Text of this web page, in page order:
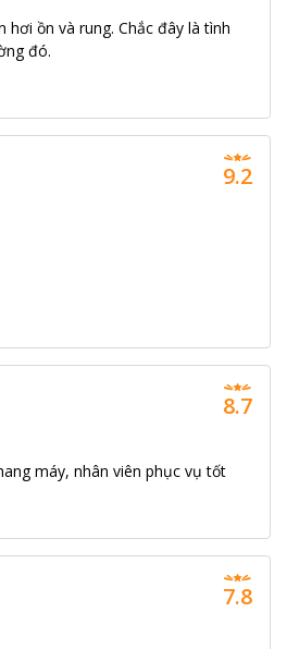
ồn và rung. Chắc đây là tình
đó.
9.2
máy, nhân viên phục vụ tốt
8.7
7.8